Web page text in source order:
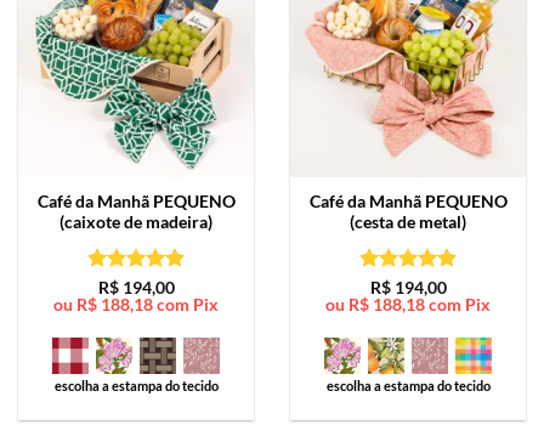
Café da Manhã PEQUENO
(caixote de madeira)
Avaliação5
de 5
R$194,00
ou R$ 188,18com Pix
escolha a estampa do tecido
Café da Manhã PEQUENO
(cesta de metal)
Avaliação5
de 5
R$194,00
ou R$ 188,18com Pix
escolha a estampa do tecido